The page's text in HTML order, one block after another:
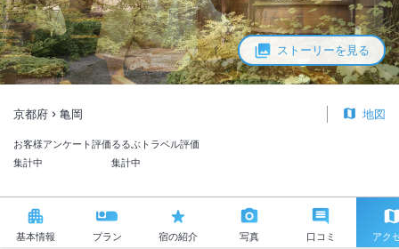
ストーリーを見る
京都府 亀岡 地図
お客様アンケート評価
集計中
るるぶトラベル評価
集計中
基本情報 プラン 宿の紹介 写真 口コミ アク